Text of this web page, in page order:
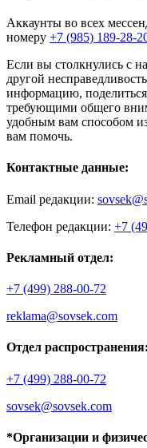
Аккаунты во всех
номеру +7 (985) 189-28-
Если вы столкнулись с
другой
информацию,
требующими общего
удобным вам способом
вам помочь.
Контактные данные:
Email редакции:
Телефон редакции: +7
Рекламный отдел:
+7 (499) 288-00-72
reklama@sovsek.com
Отдел распространения:
+7 (499) 288-00-72
sovsek@sovsek.com
*Организации и